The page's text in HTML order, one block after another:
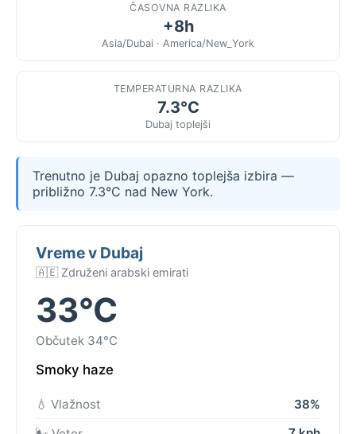
ČASOVNA RAZLIKA
+8h
Asia/Dubai · America/New_York
TEMPERATURNA RAZLIKA
7.3°C
Dubaj toplejši
Trenutno je Dubaj opazno toplejša izbira —
približno 7.3°C nad New York.
Vreme v Dubaj
🇦🇪 Združeni arabski emirati
33°C
Občutek 34°C
Smoky haze
💧 Vlažnost
38%